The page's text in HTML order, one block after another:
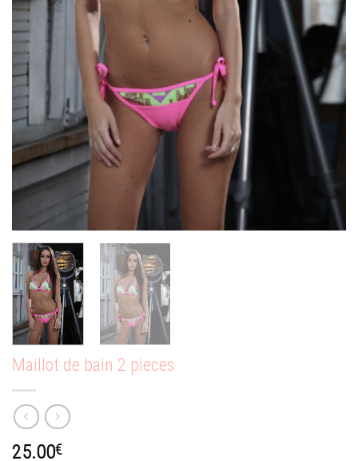
Maillot de bain 2 pieces
25.00€